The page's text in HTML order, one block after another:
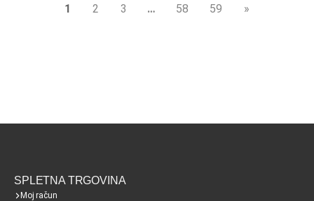
1 2 3 … 58 59 »
SPLETNA TRGOVINA
Moj račun